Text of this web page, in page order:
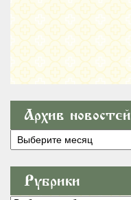
Архив новостей
Архив
новостей
Рубрики